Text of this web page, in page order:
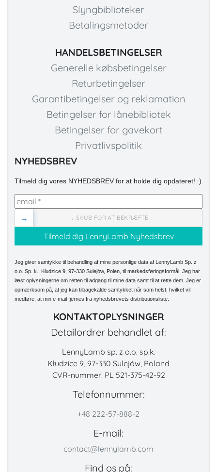
Slyngbiblioteker
Betalingsmetoder
HANDELSBETINGELSER
Generelle købsbetingelser
Returbetingelser
Garantibetingelser og reklamation
Betingelser for lånebibliotek
Betingelser for gavekort
Privatlivspolitik
NYHEDSBREV
Tilmeld dig vores NYHEDSBREV for at holde dig opdateret! :)
→ SKUB FOR AT BEKRÆFTE
→
Jeg giver samtykke til behandling af mine personlige data af LennyLamb Sp. z
o.o. Sp. k., Kłudzice 9, 97-330 Sulejów, Polen, til markedsføringsformål. Jeg har
læst oplysningerne om retten til adgang til mine data samt til at rette dem. Jeg er
opmærksom på, at jeg kan tilbagekalde samtykket når som helst, hvilket vil
medføre, at min e-mail fjernes fra nyhedsbrevets distributionsliste.
KONTAKTOPLYSNINGER
Detailordrer behandlet af:
LennyLamb sp. z o.o. sp.k.
Kłudzice 9, 97-330 Sulejów, Poland
CVR-nummer: PL 521-375-42-92
Telefonnummer:
+48 222-57-888-2
E-mail:
contact@lennylamb.com
Find os på: